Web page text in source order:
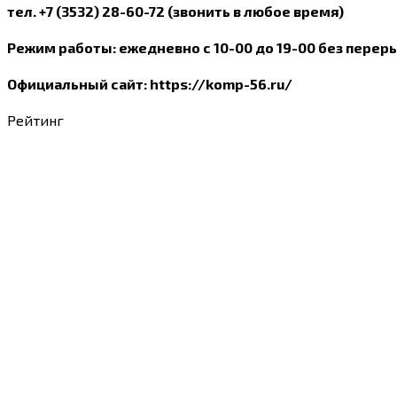
тел. +7 (3532) 28-60-72 (звонить в любое время)
Режим работы: ежедневно с 10-00 до 19-00 без
Официальный сайт: https://komp-56.ru/
Рейтинг